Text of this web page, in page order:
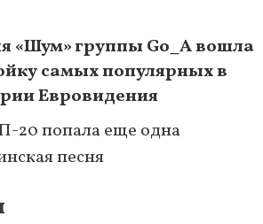
«Шум» группы Go_A вошла
самых популярных в
Евровидения
20 попала еще одна
песня